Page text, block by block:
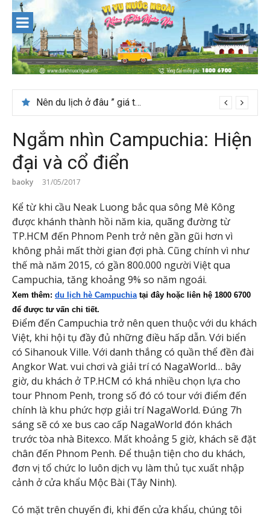
content
Nên du lịch ở đâu ” giá tốt” dịp lễ quốc khánh 2/9
Ngắm nhìn Campuchia: Hiện
đại và cổ điển
baoky 31/05/2017
Kể từ khi cầu Neak Luong bắc qua sông Mê Kông
được khánh thành hồi năm kia, quãng đường từ
TP.HCM đến Phnom Penh trở nên gần gũi hơn vì
không phải mất thời gian đợi phà. Cũng chính vì như
thế mà năm 2015, có gần 800.000 người Việt qua
Campuchia, tăng khoảng 9% so năm ngoái.
Xem thêm: du lịch hè Campuchia tại đây hoặc liên hệ 1800 6700
để được tư vấn chi tiết.
Điểm đến Campuchia trở nên quen thuộc với du khách
Việt, khi hội tụ đầy đủ những điều hấp dẫn. Với biển
có Sihanouk Ville. Với danh thắng có quần thể đền đài
Angkor Wat. vui chơi và giải trí có NagaWorld… bây
giờ, du khách ở TP.HCM có khá nhiều chọn lựa cho
tour Phnom Penh, trong số đó có tour với điểm đến
chính là khu phức hợp giải trí NagaWorld. Đúng 7h
sáng sẽ có xe bus cao cấp NagaWorld đón khách
trước tòa nhà Bitexco. Mất khoảng 5 giờ, khách sẽ đặt
chân đến Phnom Penh. Để thuận tiện cho du khách,
đơn vị tổ chức lo luôn dịch vụ làm thủ tục xuất nhập
cảnh ở cửa khẩu Mộc Bài (Tây Ninh).
Có mặt trên chuyến đi, khi đến cửa khẩu, chúng tôi